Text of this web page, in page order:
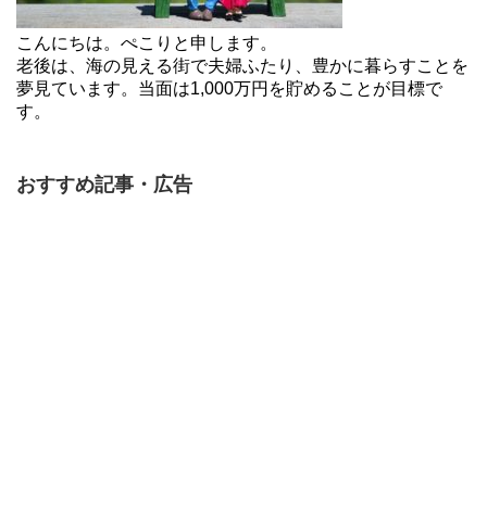
こんにちは。ぺこりと申します。
老後は、海の見える街で夫婦ふたり、豊かに暮らすことを
夢見ています。当面は1,000万円を貯めることが目標で
す。
おすすめ記事・広告